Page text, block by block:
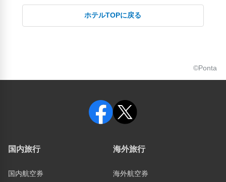
ジャンジャン横丁南陽通商店街(450m)
済州島特産品展示館(2.76km)
ジョーシン難波(850m)
人気スポット
大阪城(5.01km)
ホテルTOPに戻る
©Ponta
国内旅行
国内航空券
海外旅行
海外航空券